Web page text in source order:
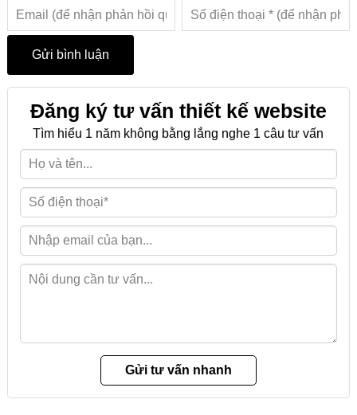
Đăng ký tư vấn thiết kế website
Tìm hiểu 1 năm không bằng lắng nghe 1 câu tư vấn